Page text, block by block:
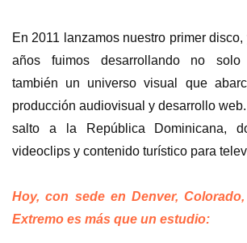
En 2011 lanzamos nuestro primer
años fuimos desarrollando no solo
también un universo visual que
producción audiovisual y desarrollo
salto a la República Dominicana,
videoclips y contenido turístico para
Hoy, con sede en Denver,
Extremo es más que un estudio: